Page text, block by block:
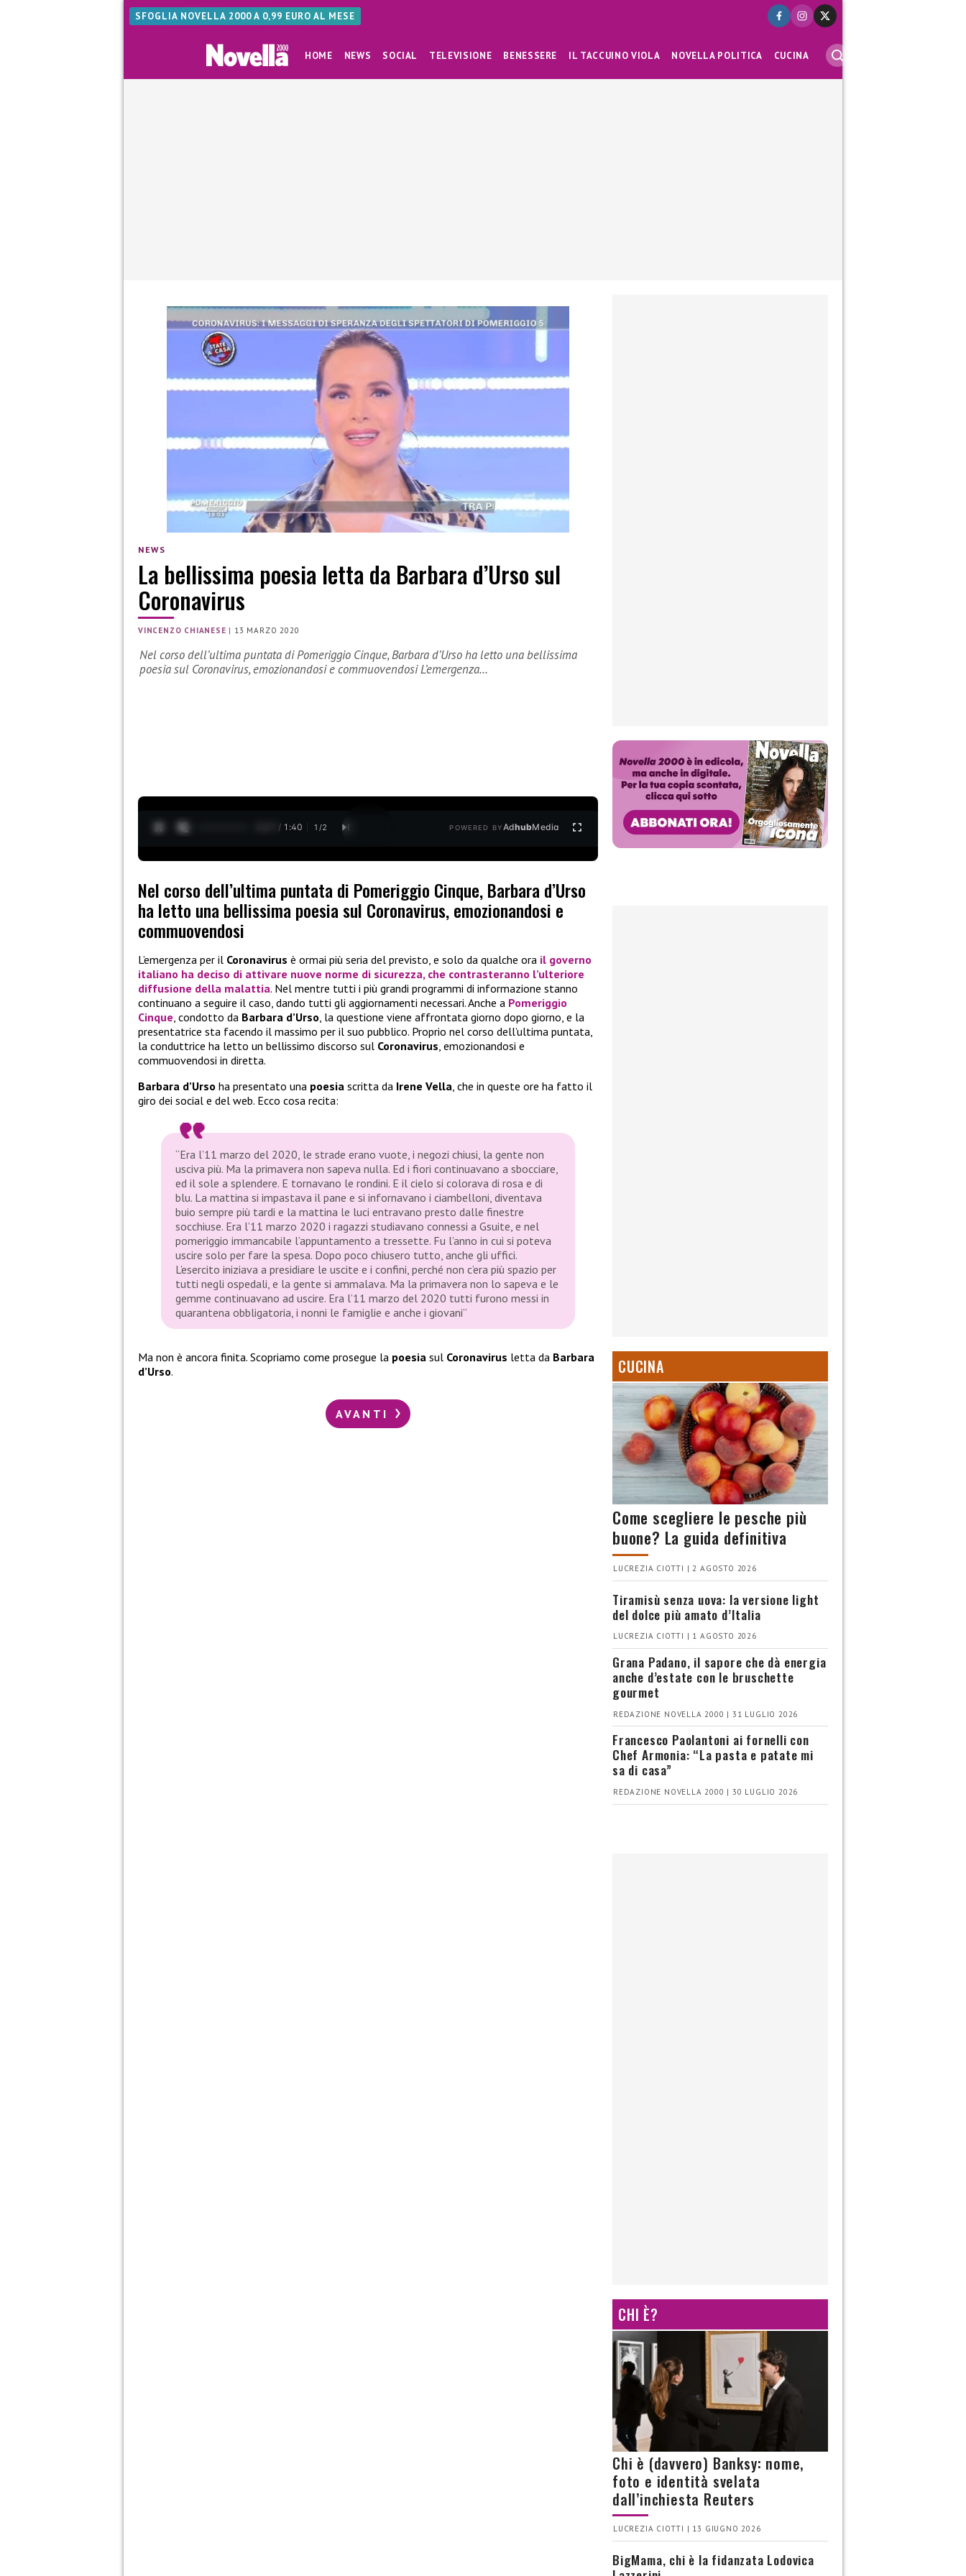
SFOGLIA NOVELLA 2000 A 0,99 EURO AL MESE
HOME NEWS SOCIAL TELEVISIONE BENESSERE IL TACCUINO VIOLA NOVELLA POLITICA CUCINA
NEWS
La bellissima poesia letta da Barbara d’Urso sul
Coronavirus
VINCENZO CHIANESE | 13 MARZO 2020
Nel corso dell’ultima puntata di Pomeriggio Cinque, Barbara d’Urso ha letto una bellissima
poesia sul Coronavirus, emozionandosi e commuovendosi L’emergenza…
0:28 / 1:40 1 /2 POWERED BYAdhubMedia
Nel corso dell’ultima puntata di Pomeriggio Cinque, Barbara d’Urso
ha letto una bellissima poesia sul Coronavirus, emozionandosi e
commuovendosi
L’emergenza per il Coronavirus è ormai più seria del previsto, e solo da qualche ora il governo
italiano ha deciso di attivare nuove norme di sicurezza, che contrasteranno l’ulteriore
diffusione della malattia. Nel mentre tutti i più grandi programmi di informazione stanno
continuano a seguire il caso, dando tutti gli aggiornamenti necessari. Anche a Pomeriggio
Cinque, condotto da Barbara d’Urso, la questione viene affrontata giorno dopo giorno, e la
presentatrice sta facendo il massimo per il suo pubblico. Proprio nel corso dell’ultima puntata,
la conduttrice ha letto un bellissimo discorso sul Coronavirus, emozionandosi e
commuovendosi in diretta.
Barbara d’Urso ha presentato una poesia scritta da Irene Vella, che in queste ore ha fatto il
giro dei social e del web. Ecco cosa recita:
“Era l’11 marzo del 2020, le strade erano vuote, i negozi chiusi, la gente non
usciva più. Ma la primavera non sapeva nulla. Ed i fiori continuavano a sbocciare,
ed il sole a splendere. E tornavano le rondini. E il cielo si colorava di rosa e di
blu. La mattina si impastava il pane e si infornavano i ciambelloni, diventava
buio sempre più tardi e la mattina le luci entravano presto dalle finestre
socchiuse. Era l’11 marzo 2020 i ragazzi studiavano connessi a Gsuite, e nel
pomeriggio immancabile l’appuntamento a tressette. Fu l’anno in cui si poteva
uscire solo per fare la spesa. Dopo poco chiusero tutto, anche gli uffici.
L’esercito iniziava a presidiare le uscite e i confini, perché non c’era più spazio per
tutti negli ospedali, e la gente si ammalava. Ma la primavera non lo sapeva e le
gemme continuavano ad uscire. Era l’11 marzo del 2020 tutti furono messi in
quarantena obbligatoria, i nonni le famiglie e anche i giovani”
Ma non è ancora finita. Scopriamo come prosegue la poesia sul Coronavirus letta da Barbara
d’Urso.
AVANTI
CUCINA
Come scegliere le pesche più
buone? La guida definitiva
LUCREZIA CIOTTI | 2 AGOSTO 2026
Tiramisù senza uova: la versione light
del dolce più amato d’Italia
LUCREZIA CIOTTI | 1 AGOSTO 2026
Grana Padano, il sapore che dà energia
anche d’estate con le bruschette
gourmet
REDAZIONE NOVELLA 2000 | 31 LUGLIO 2026
Francesco Paolantoni ai fornelli con
Chef Armonia: “La pasta e patate mi
sa di casa”
REDAZIONE NOVELLA 2000 | 30 LUGLIO 2026
CHI È?
Chi è (davvero) Banksy: nome,
foto e identità svelata
dall’inchiesta Reuters
LUCREZIA CIOTTI | 13 GIUGNO 2026
BigMama, chi è la fidanzata Lodovica